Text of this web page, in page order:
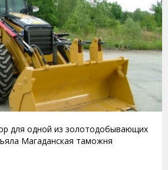
для одной из золотодобывающих
Магаданская таможня